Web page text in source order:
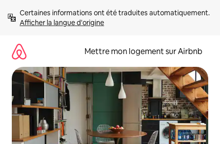
directement
Afficher la langue d'origine
Mettre mon logement sur Airbnb